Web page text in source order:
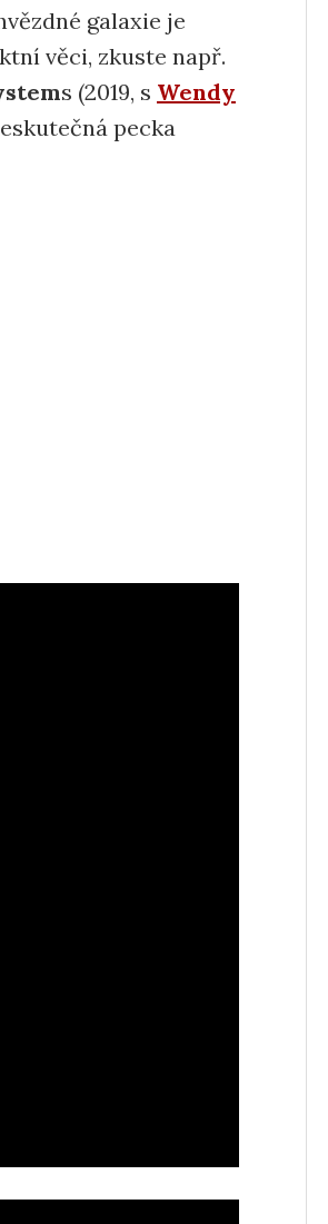
galaxie je
věci, zkuste např.
s (2019, s Wendy
pecka